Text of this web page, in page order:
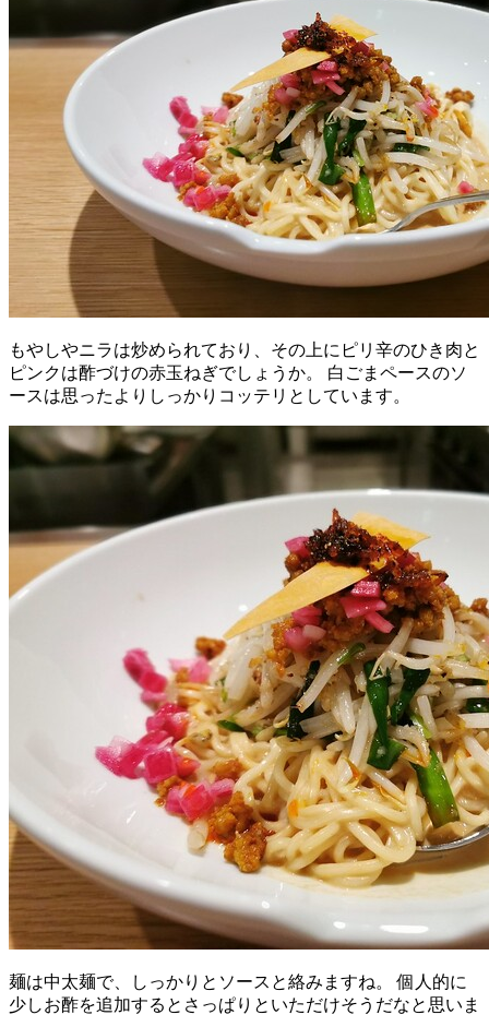
もやしやニラは炒められており、その上にピリ辛のひき肉と
ピンクは酢づけの赤玉ねぎでしょうか。 白ごまペースのソ
ースは思ったよりしっかりコッテリとしています。
麺は中太麺で、しっかりとソースと絡みますね。 個人的に
少しお酢を追加するとさっぱりといただけそうだなと思いま